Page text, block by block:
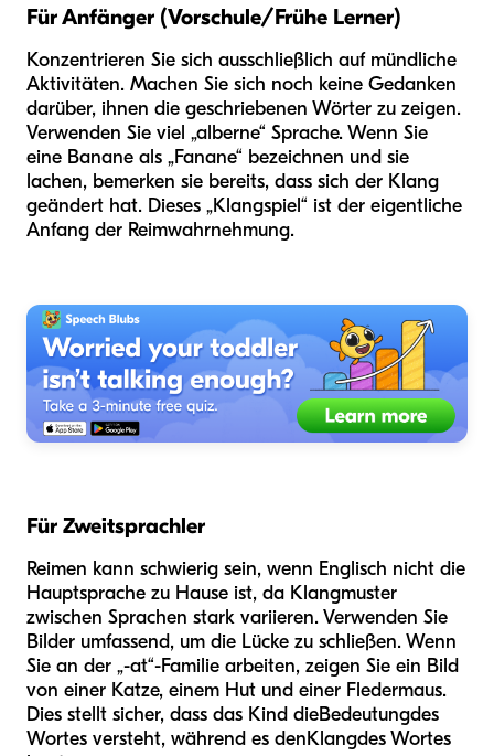
Für Anfänger (Vorschule/Frühe Lerner)
Konzentrieren Sie sich ausschließlich auf mündliche
Aktivitäten. Machen Sie sich noch keine Gedanken
darüber, ihnen die geschriebenen Wörter zu zeigen.
Verwenden Sie viel „alberne“ Sprache. Wenn Sie
eine Banane als „Fanane“ bezeichnen und sie
lachen, bemerken sie bereits, dass sich der Klang
geändert hat. Dieses „Klangspiel“ ist der eigentliche
Anfang der Reimwahrnehmung.
Für Zweitsprachler
Reimen kann schwierig sein, wenn Englisch nicht die
Hauptsprache zu Hause ist, da Klangmuster
zwischen Sprachen stark variieren. Verwenden Sie
Bilder umfassend, um die Lücke zu schließen. Wenn
Sie an der „-at“-Familie arbeiten, zeigen Sie ein Bild
von einer Katze, einem Hut und einer Fledermaus.
Dies stellt sicher, dass das Kind dieBedeutungdes
Wortes versteht, während es denKlangdes Wortes